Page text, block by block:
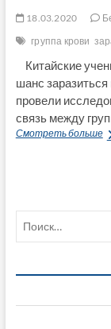
18.03.2020
группа крови
Китайские
шанс
провели
связь между
Смотреть больше